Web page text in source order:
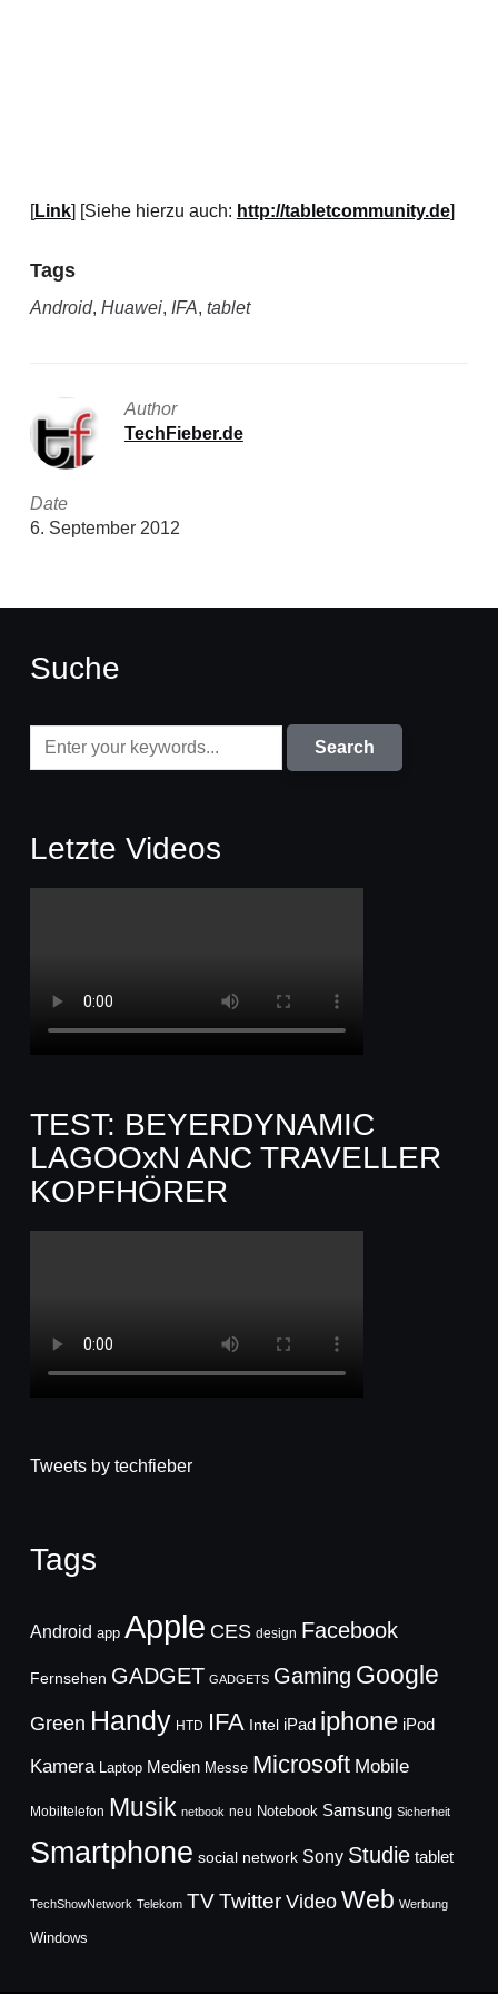
[Link] [Siehe hierzu auch: http://tabletcommunity.de]
Tags
Android, Huawei, IFA, tablet
Author
TechFieber.de
Date
6. September 2012
Suche
Letzte Videos
TEST: BEYERDYNAMIC
LAGOOxN ANC TRAVELLER
KOPFHÖRER
Tweets by techfieber
Tags
Android app Apple CES design Facebook
Fernsehen GADGET GADGETS Gaming Google
Green Handy HTD IFA Intel iPad iphone iPod
Kamera Laptop Medien Messe Microsoft Mobile
Mobiltelefon Musik netbook neu Notebook Samsung Sicherheit
Smartphone social network Sony Studie tablet
TechShowNetwork Telekom TVTwitter Video Web Werbung
Windows